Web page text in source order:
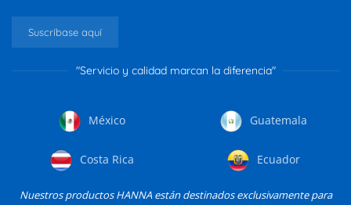
Suscríbase aquí
"Servicio y calidad marcan la diferencia"
México Guatemala
Costa Rica Ecuador
Nuestros productos HANNA están destinados exclusivamente para